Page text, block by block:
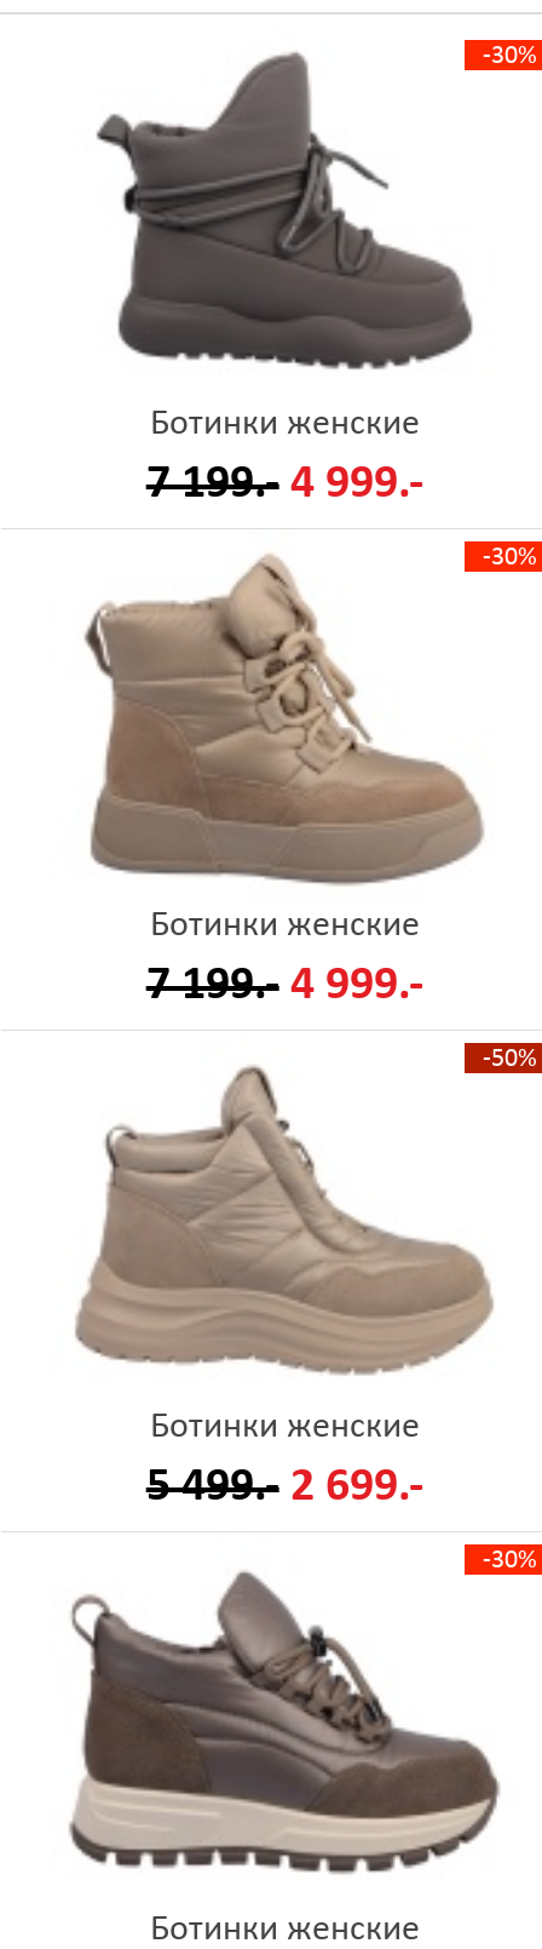
-30%
Ботинки женские
7 199.- 4 999.-
-30%
Ботинки женские
7 199.- 4 999.-
-50%
Ботинки женские
5 499.- 2 699.-
-30%
Ботинки женские